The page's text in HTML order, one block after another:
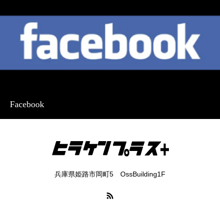
Facebook
兵庫県姫路市岡町5 OssBuilding1F